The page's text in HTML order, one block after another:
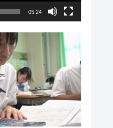
05:24